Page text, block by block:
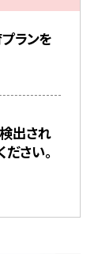
ランを
出され
さい。